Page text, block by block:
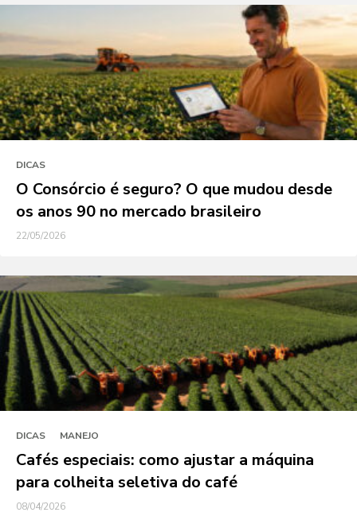
DICAS
O Consórcio é seguro? O que mudou desde
os anos 90 no mercado brasileiro
22/05/2026
DICAS MANEJO
Cafés especiais: como ajustar a máquina
para colheita seletiva do café
08/04/2026